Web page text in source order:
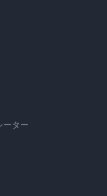
ーター